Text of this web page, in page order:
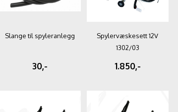
Slange til spyleranlegg
30,-
Spylervæskesett 12V
1302/03
1.850,-